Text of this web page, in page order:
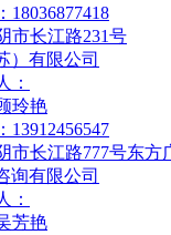
18036877418
市长江路231号
）有限公司
：
玲艳
13912456547
市长江路777号东方
询有限公司
：
芳艳